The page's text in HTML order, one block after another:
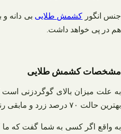
جنس انگور کشمش طلایی بی دانه
هم در پی خواهد داشت.
مشخصات کشمش طلایی
به علت میزان بالای گوگردزنی است
بهترین حالت ۷۰ درصد زرد و مابقی رنگهای سفید، قرمز و سبز خواهد بود.